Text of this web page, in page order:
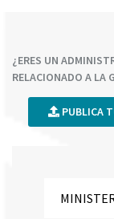
¿ERES UN
RELACIONADO A LA
PUBLICA